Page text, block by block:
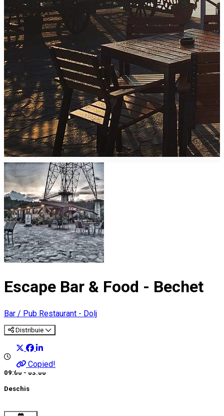
Escape Bar & Food - Bechet
Bar / Pub Restaurant - Dolj
Distribuie
Copied!
09:00 - 03:00
Deschis